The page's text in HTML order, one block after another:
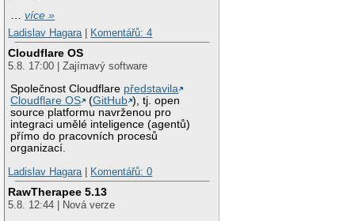
…více »
Ladislav Hagara
Komentářů: 4
Cloudflare OS
5.8. 17:00 | Zajímavý software
Společnost Cloudflare představila
Cloudflare OS
(GitHub ), tj. open
source platformu navrženou pro
integraci umělé inteligence (agentů)
přímo do pracovních procesů
organizací.
Ladislav Hagara
Komentářů: 0
RawTherapee 5.13
5.8. 12:44 | Nová verze